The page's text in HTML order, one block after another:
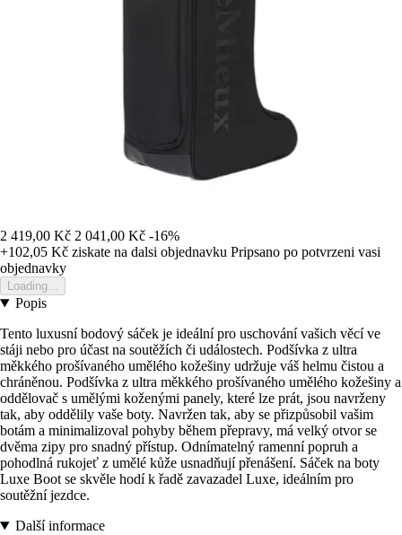
2 419,00 Kč 2 041,00 Kč -16%
+102,05 Kč ziskate na dalsi objednavku Pripsano po potvrzeni vasi
objednavky
Loading...
Popis
Tento luxusní bodový sáček je ideální pro uschování vašich věcí ve
stáji nebo pro účast na soutěžích či událostech. Podšívka z ultra
měkkého prošívaného umělého kožešiny udržuje váš helmu čistou a
chráněnou. Podšívka z ultra měkkého prošívaného umělého kožešiny a
oddělovač s umělými koženými panely, které lze prát, jsou navrženy
tak, aby oddělily vaše boty. Navržen tak, aby se přizpůsobil vašim
botám a minimalizoval pohyby během přepravy, má velký otvor se
dvěma zipy pro snadný přístup. Odnímatelný ramenní popruh a
pohodlná rukojeť z umělé kůže usnadňují přenášení. Sáček na boty
Luxe Boot se skvěle hodí k řadě zavazadel Luxe, ideálním pro
soutěžní jezdce.
Další informace